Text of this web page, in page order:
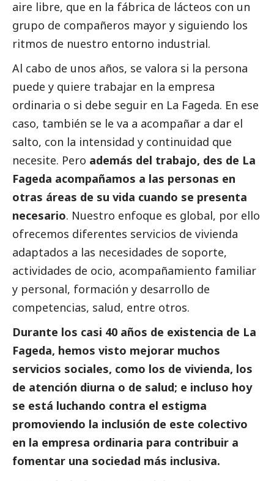
aire libre, que en la fábrica de lácteos con un
grupo de compañeros mayor y siguiendo los
ritmos de nuestro entorno industrial.
Al cabo de unos años, se valora si la persona
puede y quiere trabajar en la empresa
ordinaria o si debe seguir en La Fageda. En ese
caso, también se le va a acompañar a dar el
salto, con la intensidad y continuidad que
necesite. Pero además del trabajo, des de La
Fageda acompañamos a las personas en
otras áreas de su vida cuando se presenta
necesario. Nuestro enfoque es global, por ello
ofrecemos diferentes servicios de vivienda
adaptados a las necesidades de soporte,
actividades de ocio, acompañamiento familiar
y personal, formación y desarrollo de
competencias, salud, entre otros.
Durante los casi 40 años de existencia de La
Fageda, hemos visto mejorar muchos
servicios sociales, como los de vivienda, los
de atención diurna o de salud; e incluso hoy
se está luchando contra el estigma
promoviendo la inclusión de este colectivo
en la empresa ordinaria para contribuir a
fomentar una sociedad más inclusiva.